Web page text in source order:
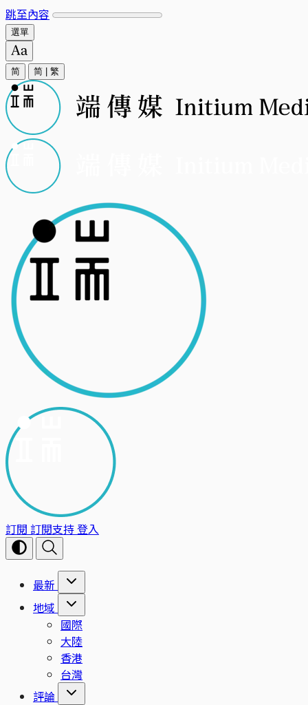
跳至內容
選單
简 简 繁
訂閱 訂閱支持登入
最新
地域
國際
大陸
香港
台灣
評論